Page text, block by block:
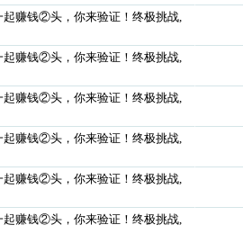
起赚钱②头，你来验证！终极挑战,
起赚钱②头，你来验证！终极挑战,
起赚钱②头，你来验证！终极挑战,
起赚钱②头，你来验证！终极挑战,
起赚钱②头，你来验证！终极挑战,
起赚钱②头，你来验证！终极挑战,